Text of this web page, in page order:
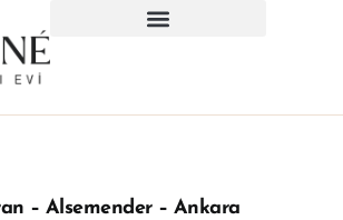
– Alsemender – Ankara